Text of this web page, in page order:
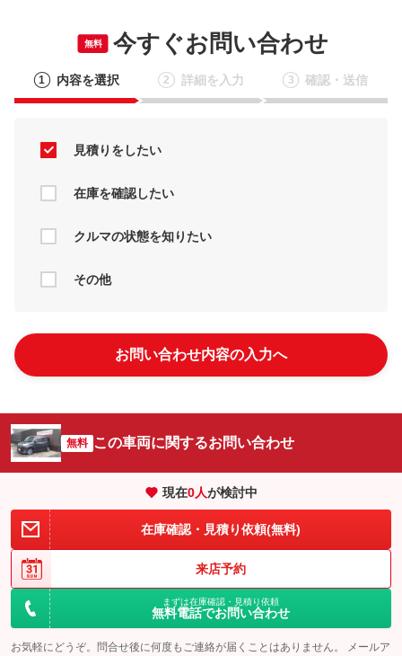
無料 今すぐお問い合わせ
1 内容を選択 2 詳細を入力 3 確認・送信
見積りをしたい
在庫を確認したい
クルマの状態を知りたい
その他
お問い合わせ内容の入力へ
無料 この車両に関するお問い合わせ
現在0人が検討中
在庫確認・見積り依頼(無料)
来店予約
まずは在庫確認・見積り依頼
無料電話でお問い合わせ
お気軽にどうぞ。問合せ後に何度もご連絡が届くことはありません。 メールア